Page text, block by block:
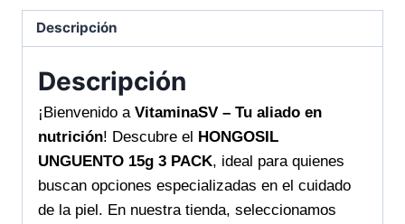
Solución
práctica
cuidado
rápido
efectivo
cantidad
Descripción
Descripción
¡Bienvenido a VitaminaSV – Tu aliado en
nutrición! Descubre el HONGOSIL
UNGUENTO 15g 3 PACK, ideal para quienes
buscan opciones especializadas en el cuidado
de la piel. En nuestra tienda, seleccionamos